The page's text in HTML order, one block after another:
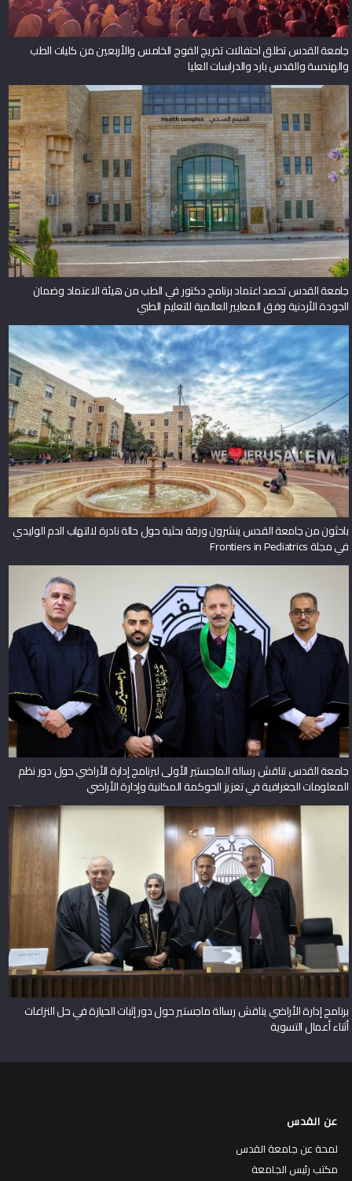
جامعة القدس تطلق احتفالات تخريج الفوج الخامس والأربعين من كليات الطب
والهندسة والقدس بارد والدراسات العليا
جامعة القدس تحصد اعتماد برنامج دكتور في الطب من هيئة الاعتماد وضمان
الجودة الأردنية وفق المعايير العالمية للتعليم الطبي
باحثون من جامعة القدس ينشرون ورقة بحثية حول حالة نادرة لالتهاب الدم الوليدي
في مجلة Frontiers in Pediatrics
جامعة القدس تناقش رسالة الماجستير الأولى لبرنامج إدارة الأراضي حول دور نظم
المعلومات الجغرافية في تعزيز الحوكمة المكانية وإدارة الأراضي
برنامج إدارة الأراضي يناقش رسالة ماجستير حول دور إثبات الحيازة في حل النزاعات
أثناء أعمال التسوية
عن القدس
لمحة عن جامعة القدس
مكتب رئيس الجامعة